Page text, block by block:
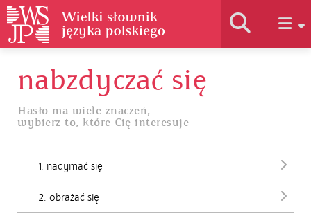
Historia słownika
Jak korzystać
nabzdyczać się
Hasło ma wiele znaczeń,
wybierz to, które Cię interesuje
1. nadymać się
2. obrażać się